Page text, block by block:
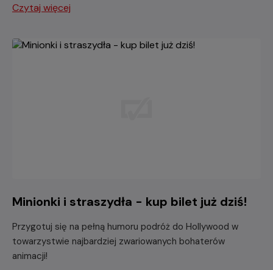
Czytaj więcej
Minionki i straszydła - kup bilet już dziś!
Przygotuj się na pełną humoru podróż do Hollywood w
towarzystwie najbardziej zwariowanych bohaterów
animacji!